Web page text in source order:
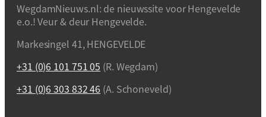
WegdamNieuws.nl: de nieuwssite voor Hengevelde
e.o.! Veur & deur Hengevelde.
Markesingel 41, HENGEVELDE
+31 (0)6 101 751 05 (R. Wegdam)
+31 (0)6 303 832 46 (A. Schoneveld)